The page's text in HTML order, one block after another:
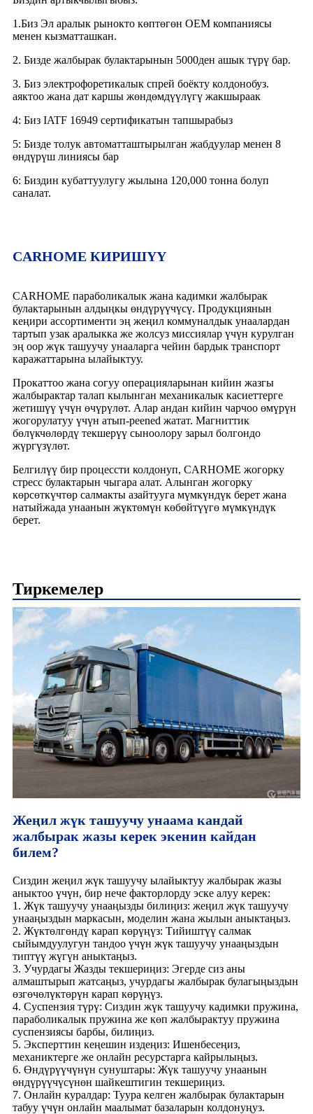
1.Биз Эл аралык рынокто көптөгөн OEM компаниясы
менен кызматташкан.
2. Бизде жалбырак булактарынын 5000ден ашык түрү бар.
3. Биз электрофоретикалык спрей боёкту колдонобуз.
аяктоо жана дат каршы жөндөмдүүлүгү жакшыраак
4: Биз IATF 16949 сертификатын тапшырабыз
5: Бизде толук автоматташтырылган жабдуулар менен 8
өндүрүш линиясы бар
6: Биздин кубаттуулугу жылына 120,000 тонна болуп
саналат.
CARHOME КИРИШҮҮ
CARHOME параболикалык жана кадимки жалбырак
булактарынын алдыңкы өндүрүүчүсү. Продукциянын
кеңири ассортименти эң жеңил коммуналдык унаалардан
тартып узак аралыкка же жолсуз миссиялар үчүн курулган
эң оор жүк ташуучу унааларга чейин бардык транспорт
каражаттарына ылайыктуу.
Прокаттоо жана согуу операцияларынан кийин жазгы
жалбырактар талап кылынган механикалык касиеттерге
жетишүү үчүн өчүрүлөт. Алар андан кийин чарчоо өмүрүн
жогорулатуу үчүн атып-peened жатат. Магниттик
бөлүкчөлөрдү текшерүү сыноолору зарыл болгондо
жүргүзүлөт.
Белгилүү бир процессти колдонуп, CARHOME жогорку
стресс булактарын чыгара алат. Алынган жогорку
көрсөткүчтөр салмакты азайтууга мүмкүндүк берет жана
натыйжада унаанын жүктөмүн көбөйтүүгө мүмкүндүк
берет.
Тиркемелер
Жеңил жүк ташуучу унаама кандай
жалбырак жазы керек экенин кайдан
билем?
Сиздин жеңил жүк ташуучу ылайыктуу жалбырак жазы
аныктоо үчүн, бир нече факторлорду эске алуу керек:
1. Жүк ташуучу унааңызды билиңиз: жеңил жүк ташуучу
унааңыздын маркасын, моделин жана жылын аныктаңыз.
2. Жүктөлгөндү карап көрүңүз: Тийиштүү салмак
сыйымдуулугун тандоо үчүн жүк ташуучу унааңыздын
типтүү жүгүн аныктаңыз.
3. Учурдагы Жазды текшериңиз: Эгерде сиз аны
алмаштырып жатсаңыз, учурдагы жалбырак булагыңыздын
өзгөчөлүктөрүн карап көрүңүз.
4. Суспензия түрү: Сиздин жүк ташуучу кадимки пружина,
параболикалык пружина же көп жалбырактуу пружина
суспензиясы барбы, билиңиз.
5. Эксперттин кеңешин издеңиз: Ишенбесеңиз,
механиктерге же онлайн ресурстарга кайрылыңыз.
6. Өндүрүүчүнүн сунуштары: Жүк ташуучу унаанын
өндүрүүчүсүнөн шайкештигин текшериңиз.
7. Онлайн куралдар: Туура келген жалбырак булактарын
табуу үчүн онлайн маалымат базаларын колдонуңуз.